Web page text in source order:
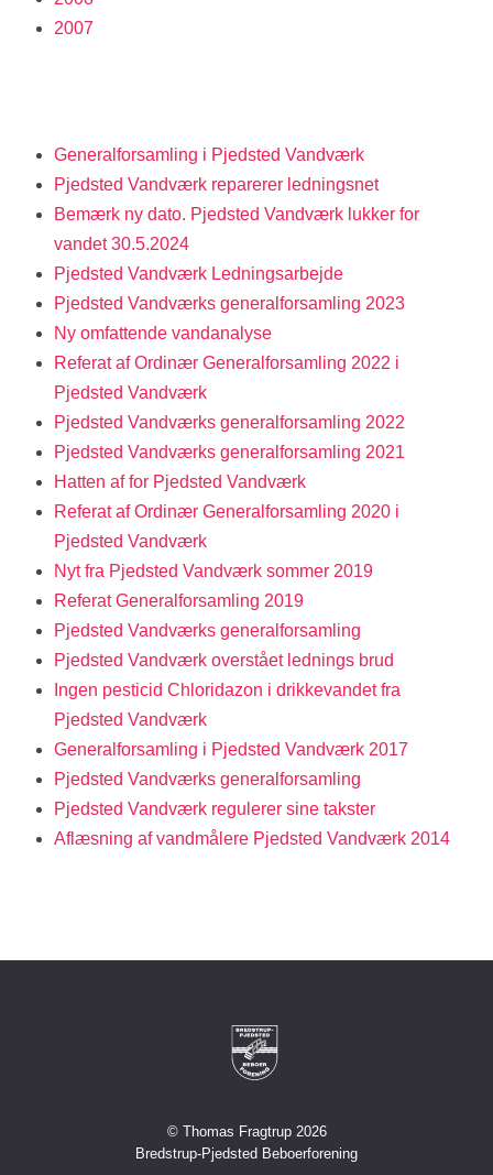
2007
Generalforsamling i Pjedsted Vandværk
Pjedsted Vandværk reparerer ledningsnet
Bemærk ny dato. Pjedsted Vandværk lukker for
vandet 30.5.2024
Pjedsted Vandværk Ledningsarbejde
Pjedsted Vandværks generalforsamling 2023
Ny omfattende vandanalyse
Referat af Ordinær Generalforsamling 2022 i
Pjedsted Vandværk
Pjedsted Vandværks generalforsamling 2022
Pjedsted Vandværks generalforsamling 2021
Hatten af for Pjedsted Vandværk
Referat af Ordinær Generalforsamling 2020 i
Pjedsted Vandværk
Nyt fra Pjedsted Vandværk sommer 2019
Referat Generalforsamling 2019
Pjedsted Vandværks generalforsamling
Pjedsted Vandværk overstået lednings brud
Ingen pesticid Chloridazon i drikkevandet fra
Pjedsted Vandværk
Generalforsamling i Pjedsted Vandværk 2017
Pjedsted Vandværks generalforsamling
Pjedsted Vandværk regulerer sine takster
Aflæsning af vandmålere Pjedsted Vandværk 2014
© Thomas Fragtrup 2026
Bredstrup-Pjedsted Beboerforening